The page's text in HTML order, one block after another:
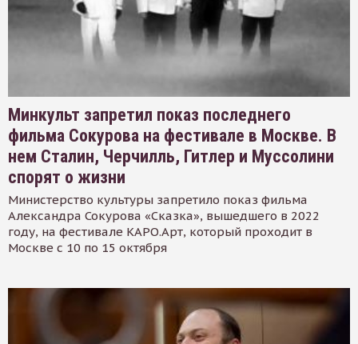
Минкульт запретил показ последнего
фильма Сокурова на фестивале в Москве. В
нем Сталин, Черчилль, Гитлер и Муссолини
спорят о жизни
Министерство культуры запретило показ фильма
Александра Сокурова «Сказка», вышедшего в 2022
году, на фестивале КАРО.Арт, который проходит в
Москве с 10 по 15 октября